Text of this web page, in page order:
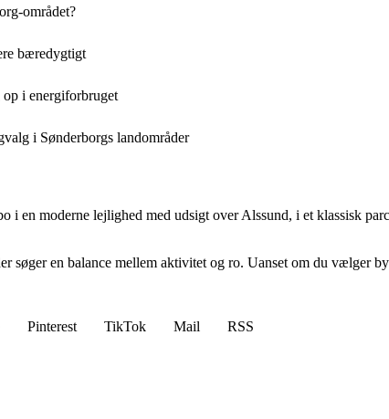
området?
bæredygtigt
i energiforbruget
i Sønderborgs landområder
i en moderne lejlighed med udsigt over Alssund, i et klassisk
søger en balance mellem aktivitet og ro. Uanset om du vælger
Pinterest TikTok Mail
RSS